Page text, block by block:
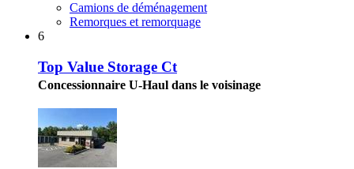
Camions de déménagement
Remorques et remorquage
6
Top Value Storage Ct
Concessionnaire U-Haul dans le voisinage